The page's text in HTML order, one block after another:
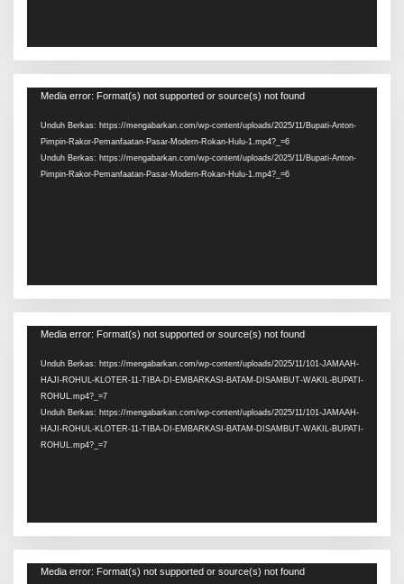
Pemutar
Media error: Format(s) not supported or source(s) not found
Unduh Berkas: https://mengabarkan.com/wp-content/uploads/2025/11/Bupati-Anton-
Pimpin-Rakor-Pemanfaatan-Pasar-Modern-Rokan-Hulu-1.mp4?_=6
Unduh Berkas: https://mengabarkan.com/wp-content/uploads/2025/11/Bupati-Anton-
Pimpin-Rakor-Pemanfaatan-Pasar-Modern-Rokan-Hulu-1.mp4?_=6
Pemutar
Media error: Format(s) not supported or source(s) not found
Unduh Berkas: https://mengabarkan.com/wp-content/uploads/2025/11/101-JAMAAH-
HAJI-ROHUL-KLOTER-11-TIBA-DI-EMBARKASI-BATAM-DISAMBUT-WAKIL-BUPATI-
ROHUL.mp4?_=7
Unduh Berkas: https://mengabarkan.com/wp-content/uploads/2025/11/101-JAMAAH-
HAJI-ROHUL-KLOTER-11-TIBA-DI-EMBARKASI-BATAM-DISAMBUT-WAKIL-BUPATI-
ROHUL.mp4?_=7
Pemutar
Media error: Format(s) not supported or source(s) not found